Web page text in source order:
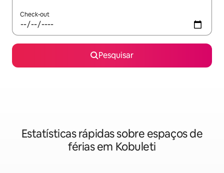
Check-out
Pesquisar
Estatísticas rápidas sobre espaços de
férias em Kobuleti